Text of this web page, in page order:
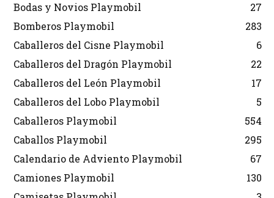
Bodas y Novios Playmobil
27
Bomberos Playmobil
283
Caballeros del Cisne Playmobil
6
Caballeros del Dragón Playmobil
22
Caballeros del León Playmobil
17
Caballeros del Lobo Playmobil
5
Caballeros Playmobil
554
Caballos Playmobil
295
Calendario de Adviento Playmobil
67
Camiones Playmobil
130